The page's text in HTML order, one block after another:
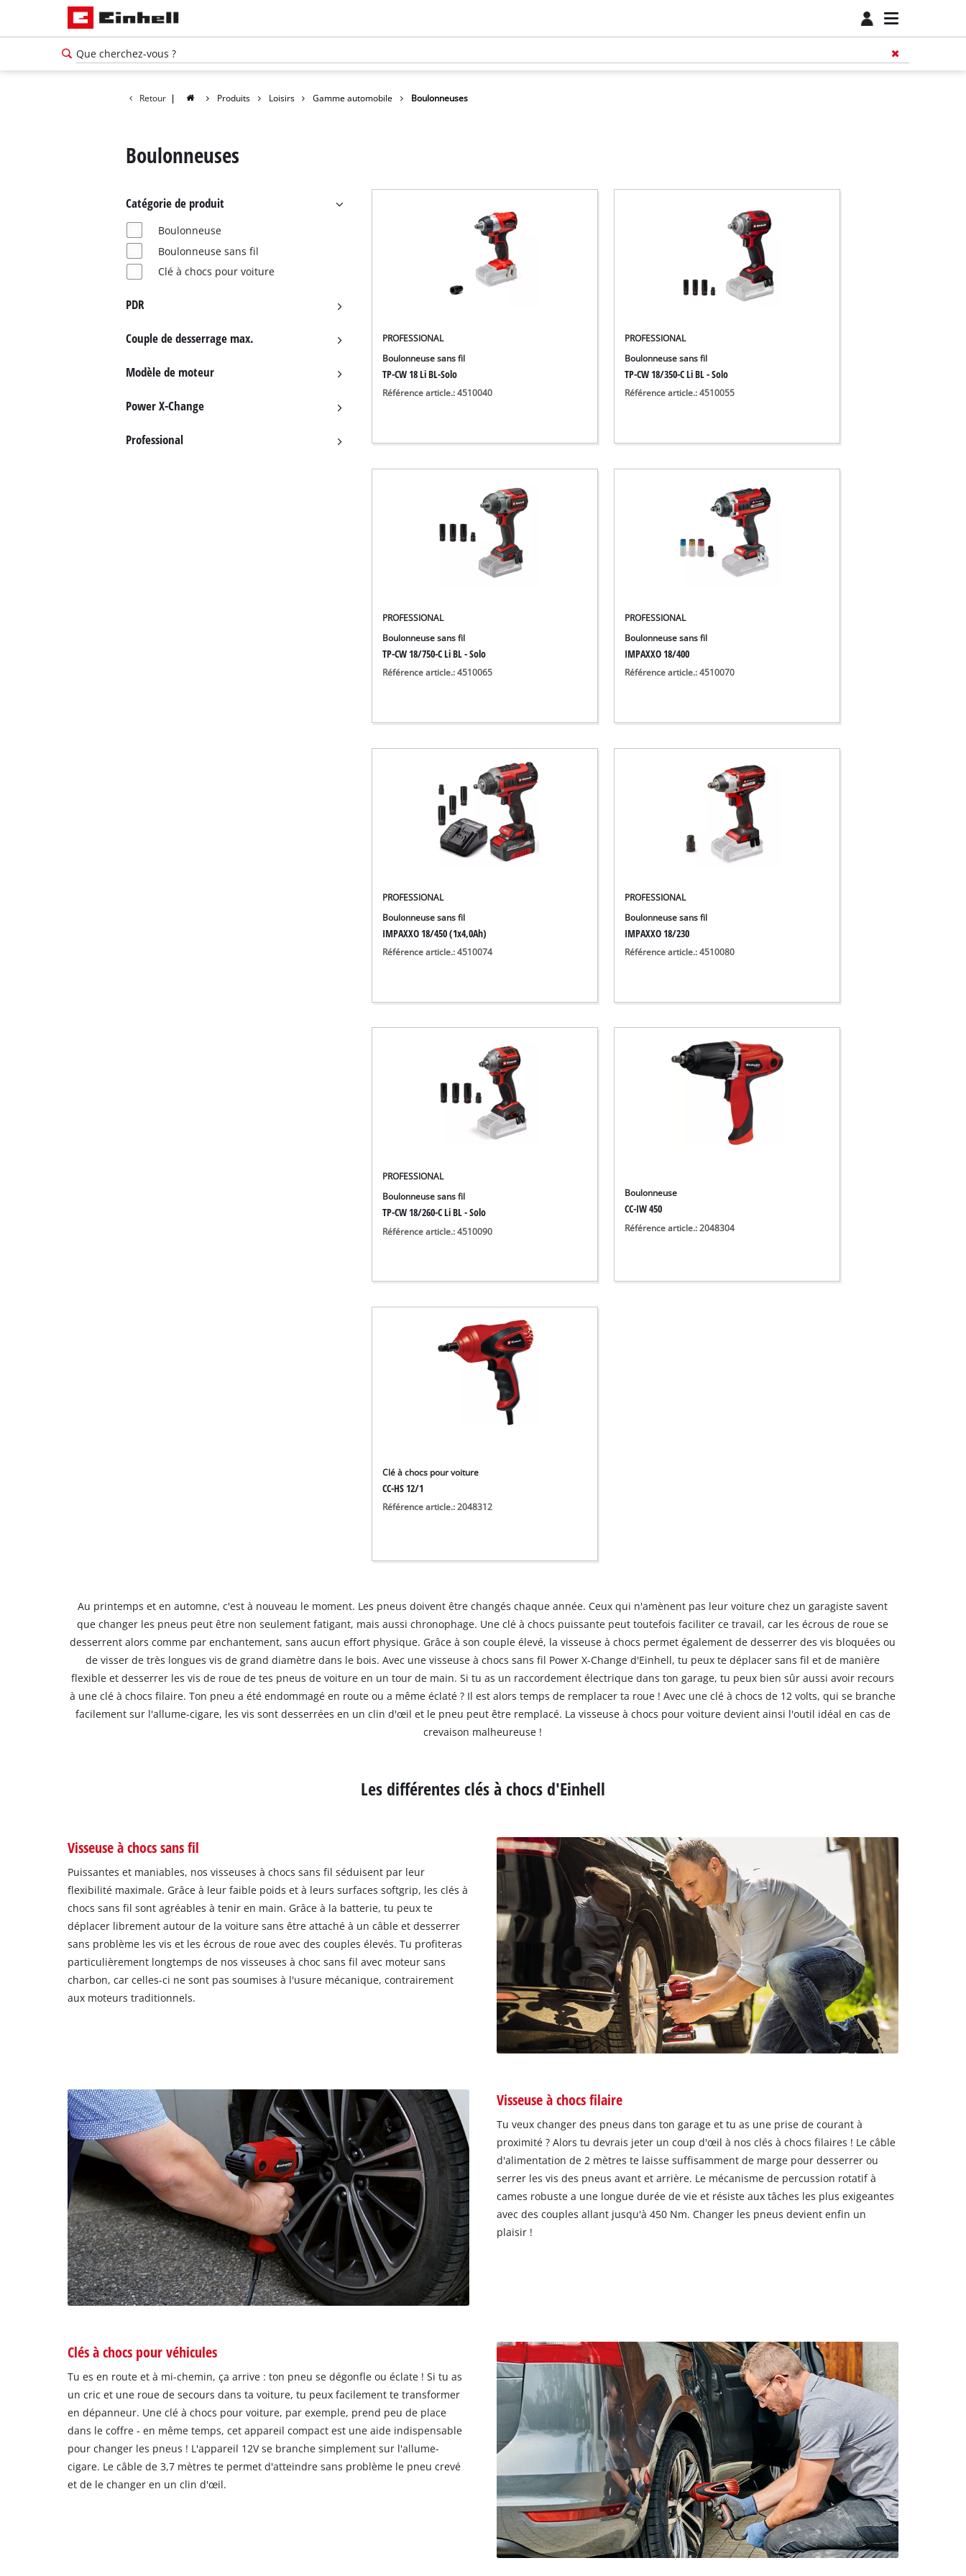
Retour | Produits Loisirs Gamme automobile Boulonneuses
Boulonneuses
Catégorie de produit
Boulonneuse
Boulonneuse sans fil
Clé à chocs pour voiture
PDR
Couple de desserrage max.
Modèle de moteur
Power X-Change
Professional
PROFESSIONAL
Boulonneuse sans fil
TP-CW 18 Li BL-Solo
Référence article.: 4510040
PROFESSIONAL
Boulonneuse sans fil
TP-CW 18/350-C Li BL - Solo
Référence article.: 4510055
PROFESSIONAL
Boulonneuse sans fil
TP-CW 18/750-C Li BL - Solo
Référence article.: 4510065
PROFESSIONAL
Boulonneuse sans fil
IMPAXXO 18/400
Référence article.: 4510070
PROFESSIONAL
Boulonneuse sans fil
IMPAXXO 18/450 (1x4,0Ah)
Référence article.: 4510074
PROFESSIONAL
Boulonneuse sans fil
IMPAXXO 18/230
Référence article.: 4510080
PROFESSIONAL
Boulonneuse sans fil
TP-CW 18/260-C Li BL - Solo
Référence article.: 4510090
Boulonneuse
CC-IW 450
Référence article.: 2048304
Clé à chocs pour voiture
CC-HS 12/1
Référence article.: 2048312
Au printemps et en automne, c'est à nouveau le moment. Les pneus doivent être changés chaque année. Ceux qui n'amènent pas leur voiture chez un garagiste savent
que changer les pneus peut être non seulement fatigant, mais aussi chronophage. Une clé à chocs puissante peut toutefois faciliter ce travail, car les écrous de roue se
desserrent alors comme par enchantement, sans aucun effort physique. Grâce à son couple élevé, la visseuse à chocs permet également de desserrer des vis bloquées ou
de visser de très longues vis de grand diamètre dans le bois. Avec une visseuse à chocs sans fil Power X-Change d'Einhell, tu peux te déplacer sans fil et de manière
flexible et desserrer les vis de roue de tes pneus de voiture en un tour de main. Si tu as un raccordement électrique dans ton garage, tu peux bien sûr aussi avoir recours
à une clé à chocs filaire. Ton pneu a été endommagé en route ou a même éclaté ? Il est alors temps de remplacer ta roue ! Avec une clé à chocs de 12 volts, qui se branche
facilement sur l'allume-cigare, les vis sont desserrées en un clin d'œil et le pneu peut être remplacé. La visseuse à chocs pour voiture devient ainsi l'outil idéal en cas de
crevaison malheureuse !
Les différentes clés à chocs d'Einhell
Visseuse à chocs sans fil
Puissantes et maniables, nos visseuses à chocs sans fil séduisent par leur
flexibilité maximale. Grâce à leur faible poids et à leurs surfaces softgrip, les clés à
chocs sans fil sont agréables à tenir en main. Grâce à la batterie, tu peux te
déplacer librement autour de la voiture sans être attaché à un câble et desserrer
sans problème les vis et les écrous de roue avec des couples élevés. Tu profiteras
particulièrement longtemps de nos visseuses à choc sans fil avec moteur sans
charbon, car celles-ci ne sont pas soumises à l'usure mécanique, contrairement
aux moteurs traditionnels.
Visseuse à chocs filaire
Tu veux changer des pneus dans ton garage et tu as une prise de courant à
proximité ? Alors tu devrais jeter un coup d'œil à nos clés à chocs filaires ! Le câble
d'alimentation de 2 mètres te laisse suffisamment de marge pour desserrer ou
serrer les vis des pneus avant et arrière. Le mécanisme de percussion rotatif à
cames robuste a une longue durée de vie et résiste aux tâches les plus exigeantes
avec des couples allant jusqu'à 450 Nm. Changer les pneus devient enfin un
plaisir !
Clés à chocs pour véhicules
Tu es en route et à mi-chemin, ça arrive : ton pneu se dégonfle ou éclate ! Si tu as
un cric et une roue de secours dans ta voiture, tu peux facilement te transformer
en dépanneur. Une clé à chocs pour voiture, par exemple, prend peu de place
dans le coffre - en même temps, cet appareil compact est une aide indispensable
pour changer les pneus ! L'appareil 12V se branche simplement sur l'allume-
cigare. Le câble de 3,7 mètres te permet d'atteindre sans problème le pneu crevé
et de le changer en un clin d'œil.